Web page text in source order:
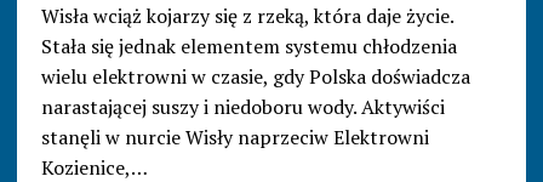
Wisła wciąż kojarzy się z rzeką, która daje życie.
Stała się jednak elementem systemu chłodzenia
wielu elektrowni w czasie, gdy Polska doświadcza
narastającej suszy i niedoboru wody. Aktywiści
stanęli w nurcie Wisły naprzeciw Elektrowni
Kozienice,…